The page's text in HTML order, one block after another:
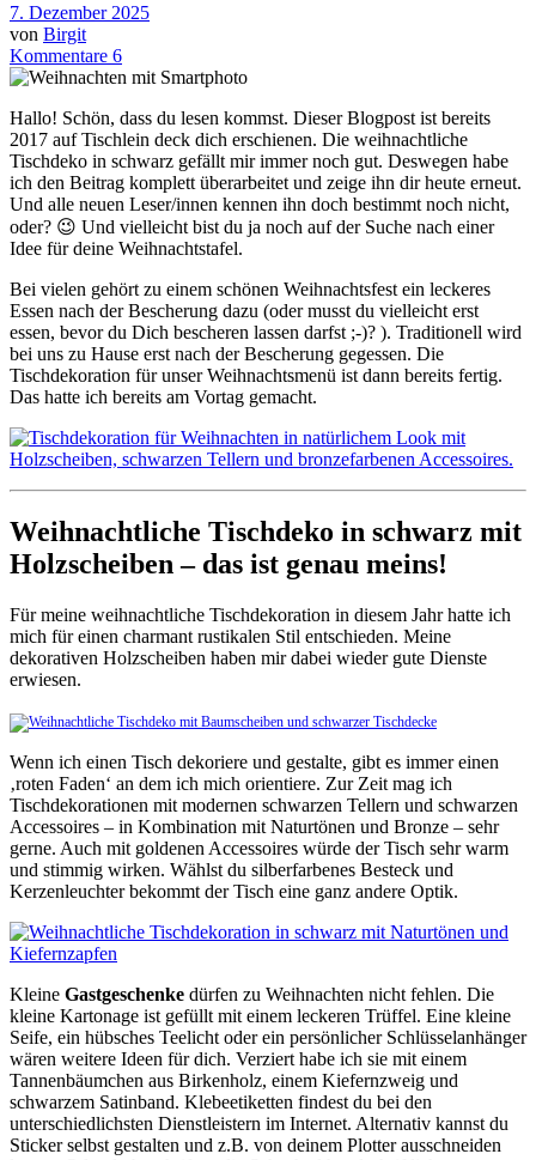
7. Dezember 2025
von Birgit
Kommentare 6
Hallo! Schön, dass du lesen kommst. Dieser Blogpost ist bereits
2017 auf Tischlein deck dich erschienen. Die weihnachtliche
Tischdeko in schwarz gefällt mir immer noch gut. Deswegen habe
ich den Beitrag komplett überarbeitet und zeige ihn dir heute erneut.
Und alle neuen Leser/innen kennen ihn doch bestimmt noch nicht,
oder? 😉 Und vielleicht bist du ja noch auf der Suche nach einer
Idee für deine Weihnachtstafel.
Bei vielen gehört zu einem schönen Weihnachtsfest ein leckeres
Essen nach der Bescherung dazu (oder musst du vielleicht erst
essen, bevor du Dich bescheren lassen darfst ;-)? ). Traditionell wird
bei uns zu Hause erst nach der Bescherung gegessen. Die
Tischdekoration für unser Weihnachtsmenü ist dann bereits fertig.
Das hatte ich bereits am Vortag gemacht.
Weihnachtliche Tischdeko in schwarz mit
Holzscheiben – das ist genau meins!
Für meine weihnachtliche Tischdekoration in diesem Jahr hatte ich
mich für einen charmant rustikalen Stil entschieden. Meine
dekorativen Holzscheiben haben mir dabei wieder gute Dienste
erwiesen.
Wenn ich einen Tisch dekoriere und gestalte, gibt es immer einen
‚roten Faden‘ an dem ich mich orientiere. Zur Zeit mag ich
Tischdekorationen mit modernen schwarzen Tellern und schwarzen
Accessoires – in Kombination mit Naturtönen und Bronze – sehr
gerne. Auch mit goldenen Accessoires würde der Tisch sehr warm
und stimmig wirken. Wählst du silberfarbenes Besteck und
Kerzenleuchter bekommt der Tisch eine ganz andere Optik.
Kleine Gastgeschenke dürfen zu Weihnachten nicht fehlen. Die
kleine Kartonage ist gefüllt mit einem leckeren Trüffel. Eine kleine
Seife, ein hübsches Teelicht oder ein persönlicher Schlüsselanhänger
wären weitere Ideen für dich. Verziert habe ich sie mit einem
Tannenbäumchen aus Birkenholz, einem Kiefernzweig und
schwarzem Satinband. Klebeetiketten findest du bei den
unterschiedlichsten Dienstleistern im Internet. Alternativ kannst du
Sticker selbst gestalten und z.B. von deinem Plotter ausschneiden